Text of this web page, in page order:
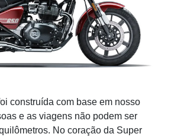
construída com base em nosso
e as viagens não podem ser
No coração da Super